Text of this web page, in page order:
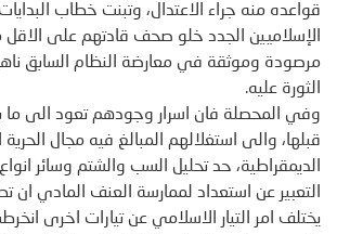
قواعده منه جراء الاعتدال، وتبنت خطاب
الإسلاميين الجدد خلو صحف قادتهم على
مرصودة وموثقة في معارضة النظام السابق
الثورة عليه.
وفي المحصلة فان اسرار وجودهم تعود الى ما
قبلها، والى استغلالهم المبالغ فيه مجال
الديمقراطية، حد تحليل السب والشتم وسائر
التعبير عن استعداد لممارسة العنف المادي ان
يختلف امر التيار الاسلامي عن تيارات اخرى